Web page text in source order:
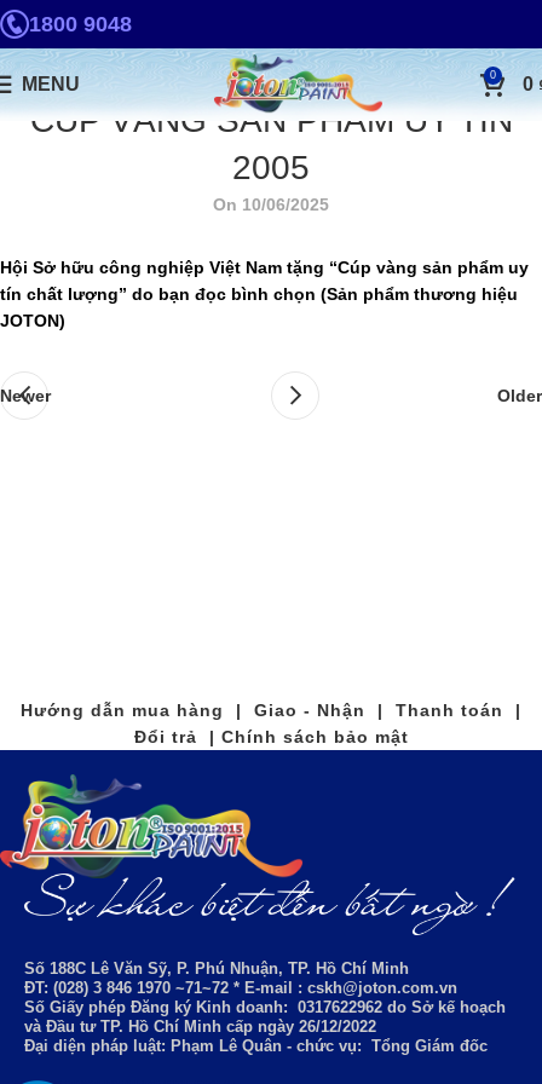
1800 9048
MENU 0 0
CÚP VÀNG SẢN PHẨM UY TÍN
2005
On 10/06/2025
Hội Sở hữu công nghiệp Việt Nam tặng “Cúp vàng sản phẩm uy
tín chất lượng” do bạn đọc bình chọn (Sản phẩm thương hiệu
JOTON)
Newer Older
Hướng dẫn mua hàng | Giao - Nhận | Thanh toán |
Đổi trả | Chính sách bảo mật
Số 188C Lê Văn Sỹ, P. Phú Nhuận, TP. Hồ Chí Minh
ĐT: (028) 3 846 1970 ~71~72 * E-mail : cskh@joton.com.vn
Số Giấy phép Đăng ký Kinh doanh: 0317622962 do Sở kế hoạch
và Đầu tư TP. Hồ Chí Minh cấp ngày 26/12/2022
Đại diện pháp luật: Phạm Lê Quân - chức vụ: Tổng Giám đốc